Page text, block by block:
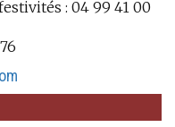
: 04 99 41 00